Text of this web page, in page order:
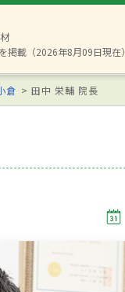
載（2026年8月09日現在）
倉 田中 栄輔 院長